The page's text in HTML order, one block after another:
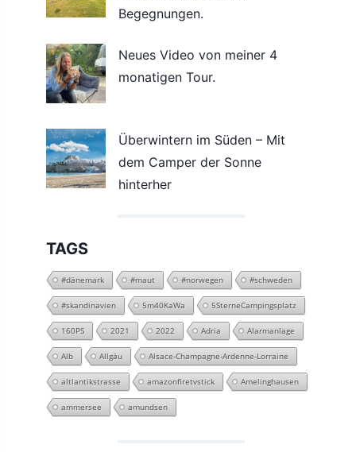
Begegnungen.
Neues Video von meiner 4
monatigen Tour.
Überwintern im Süden – Mit
dem Camper der Sonne
hinterher
TAGS
#dänemark #maut #norwegen #schweden
#skandinavien 5m40KaWa 5SterneCampingsplatz
160PS 2021 2022 Adria Alarmanlage
Alb Allgäu Alsace-Champagne-Ardenne-Lorraine
altlantikstrasse amazonfiretvstick Amelinghausen
ammersee amundsen